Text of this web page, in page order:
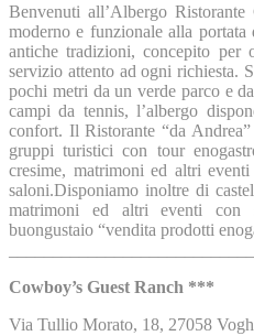
Benvenuti all’Albergo
moderno e funzionale alla
antiche tradizioni, concepito
servizio attento ad ogni richiesta.
pochi metri da un verde parco e
campi da tennis, l’albergo
confort. Il Ristorante “da
gruppi turistici con tour
cresime, matrimoni ed altri
saloni.Disponiamo inoltre di
matrimoni ed altri eventi con
buongustaio “vendita prodotti
Cowboy’s Guest Ranch ***
Via Tullio Morato, 18, 27058